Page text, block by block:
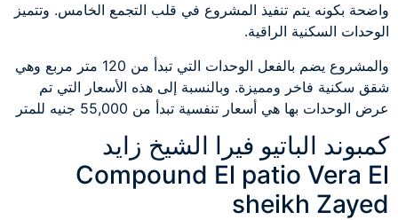
واضحة بكونه يتم تنفيذ المشروع في قلب التجمع الخامس. وتتميز
الوحدات السكنية الراقية.
والمشروع يضم بالفعل الوحدات التي تبدأ من 120 متر مربع وهي
شقق سكنية فاخر ومميزة. وبالنسبة إلى هذه الأسعار التي تم
عرض الوحدات بها هي أسعار تنفسية تبدأ من 55,000 جنيه للمتر
كمبوند الباتيو فيرا الشيخ زايد
Compound El patio Vera El
sheikh Zayed